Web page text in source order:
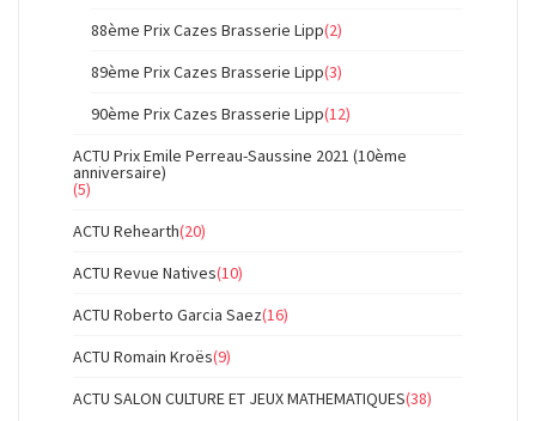
88ème Prix Cazes Brasserie Lipp(2)
89ème Prix Cazes Brasserie Lipp(3)
90ème Prix Cazes Brasserie Lipp(12)
ACTU Prix Emile Perreau-Saussine 2021 (10ème
anniversaire)
(5)
ACTU Rehearth(20)
ACTU Revue Natives(10)
ACTU Roberto Garcia Saez(16)
ACTU Romain Kroës(9)
ACTU SALON CULTURE ET JEUX MATHEMATIQUES(38)